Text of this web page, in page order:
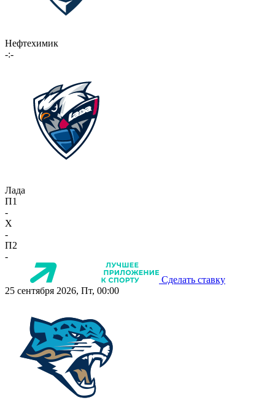
Нефтехимик
-:-
Лада
П1
-
X
-
П2
-
Сделать ставку
25 сентября 2026, Пт, 00:00